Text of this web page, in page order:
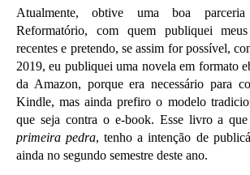
Atualmente, obtive uma boa
Reformatório, com quem publiquei
recentes e pretendo, se assim for possível,
2019, eu publiquei uma novela em formato
da Amazon, porque era necessário para
Kindle, mas ainda prefiro o modelo
que seja contra o e-book. Esse livro a
primeira pedra, tenho a intenção de
ainda no segundo semestre deste ano.